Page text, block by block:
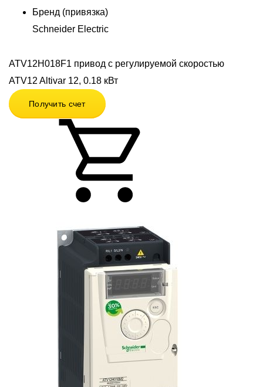
Бренд (привязка)
Schneider Electric
ATV12H018F1 привод с регулируемой скоростью
ATV12 Altivar 12, 0.18 кВт
Получить счет